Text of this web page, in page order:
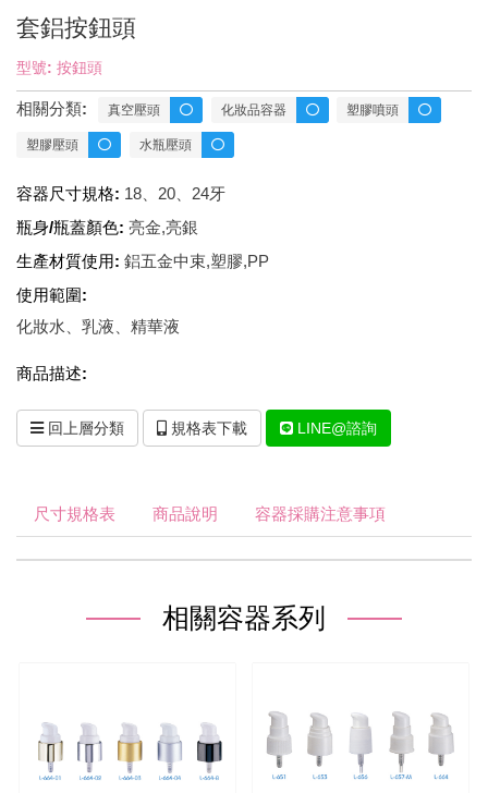
套鋁按鈕頭
型號: 按鈕頭
相關分類: 真空壓頭 化妝品容器 塑膠噴頭
塑膠壓頭 水瓶壓頭
容器尺寸規格: 18、20、24牙
瓶身/瓶蓋顏色: 亮金,亮銀
生產材質使用: 鋁五金中束,塑膠,PP
使用範圍:
化妝水、乳液、精華液
商品描述:
回上層分類 規格表下載 LINE@諮詢
尺寸規格表 商品說明 容器採購注意事項
相關容器系列